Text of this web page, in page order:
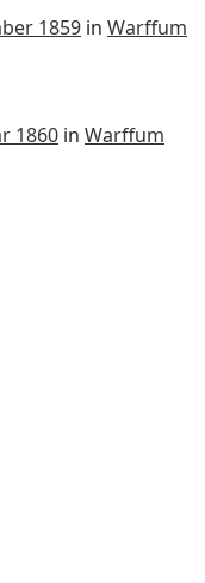
1859 in Warffum
1860 in Warffum